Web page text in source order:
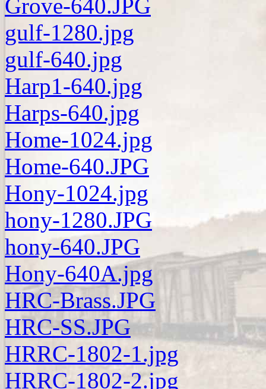
Grove-640.JPG
gulf-1280.jpg
gulf-640.jpg
Harp1-640.jpg
Harps-640.jpg
Home-1024.jpg
Home-640.JPG
Hony-1024.jpg
hony-1280.JPG
hony-640.JPG
Hony-640A.jpg
HRC-Brass.JPG
HRC-SS.JPG
HRRC-1802-1.jpg
HRRC-1802-2.jpg